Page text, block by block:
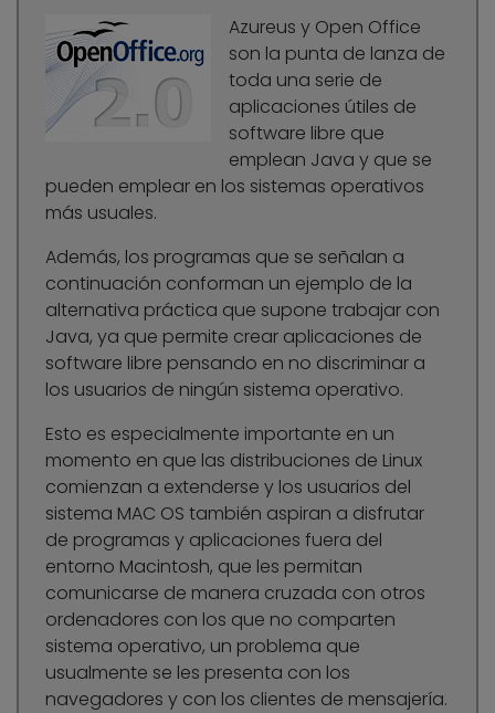
Azureus y Open Office
son la punta de lanza de
toda una serie de
aplicaciones útiles de
software libre que
emplean Java y que se
pueden emplear en los sistemas operativos
más usuales.
Además, los programas que se señalan a
continuación conforman un ejemplo de la
alternativa práctica que supone trabajar con
Java, ya que permite crear aplicaciones de
software libre pensando en no discriminar a
los usuarios de ningún sistema operativo.
Esto es especialmente importante en un
momento en que las distribuciones de Linux
comienzan a extenderse y los usuarios del
sistema MAC OS también aspiran a disfrutar
de programas y aplicaciones fuera del
entorno Macintosh, que les permitan
comunicarse de manera cruzada con otros
ordenadores con los que no comparten
sistema operativo, un problema que
usualmente se les presenta con los
navegadores y con los clientes de mensajería.